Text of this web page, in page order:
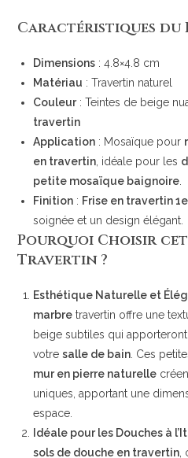
Caractéristiques du
Dimensions : 4.8×4.8 cm
Matériau : Travertin naturel
Couleur: Teintes de beige
travertin
Application : Mosaïque pour
en travertin , idéale pour les
petite mosaïque baignoire
Finition : Frise en travertin
soignée et un design élégant.
Pourquoi Choisir
Travertin ?
Esthétique Naturelle et
marbre travertin offre une
beige subtiles qui
votresalle de bain . Ces
mur en pierre naturelle
uniques, apportant une
espace.
Idéale pour les Douches à
sols de douche en travertin